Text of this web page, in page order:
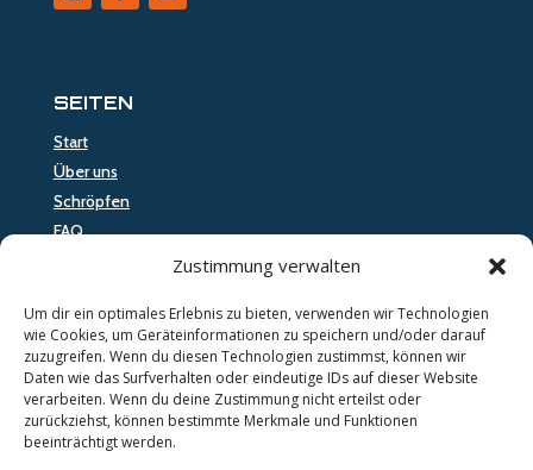
Zustimmung verwalten
Um dir ein optimales Erlebnis zu bieten, verwenden wir Technologien
wie Cookies, um Geräteinformationen zu speichern und/oder darauf
zuzugreifen. Wenn du diesen Technologien zustimmst, können wir
Daten wie das Surfverhalten oder eindeutige IDs auf dieser Website
verarbeiten. Wenn du deine Zustimmung nicht erteilst oder
zurückziehst, können bestimmte Merkmale und Funktionen
beeinträchtigt werden.
SEITEN
Start
Über uns
Schröpfen
FAQ
SHOP
RECHTLICHES